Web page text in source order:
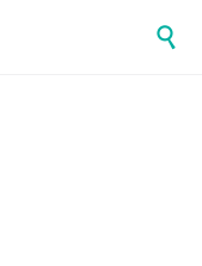
